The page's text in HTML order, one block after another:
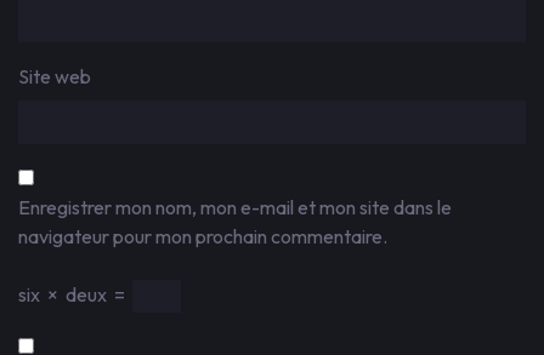
Site web
Enregistrer mon nom, mon e-mail et mon site dans le
navigateur pour mon prochain commentaire.
six × deux =